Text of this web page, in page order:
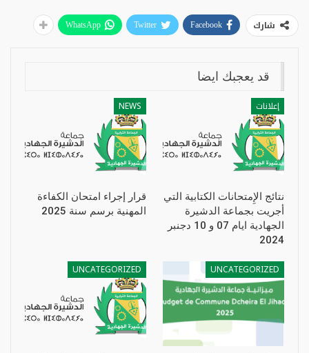
شارك Facebook
Twitter
WhatsApp
قد يعجبك ايضا
إعلانات
نتائج الإِمتحانات الكتابية التي
أجريت بجماعة الدشيرة
الجهادية ايام 07 و 10 دجنبر
2024
NEWS
قرار إجراء امتحان الكفاءة
المهنية برسم سنة 2025
UNCATEGORIZED
UNCATEGORIZED